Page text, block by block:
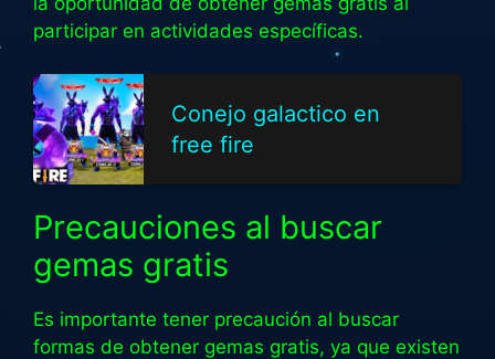
participar en actividades específicas.
Conejo galactico en
free fire
Precauciones al buscar
gemas gratis
Es importante tener precaución al buscar
formas de obtener gemas gratis, ya que existen